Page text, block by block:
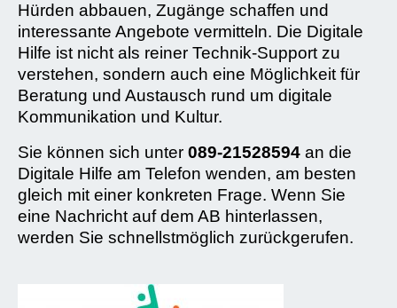
Hürden abbauen, Zugänge schaffen und
interessante Angebote vermitteln. Die Digitale
Hilfe ist nicht als reiner Technik-Support zu
verstehen, sondern auch eine Möglichkeit für
Beratung und Austausch rund um digitale
Kommunikation und Kultur.
Sie können sich unter 089-21528594 an die
Digitale Hilfe am Telefon wenden, am besten
gleich mit einer konkreten Frage. Wenn Sie
eine Nachricht auf dem AB hinterlassen,
werden Sie schnellstmöglich zurückgerufen.